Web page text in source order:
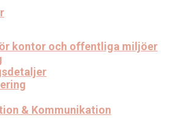
kontor och offentliga miljöer
& Kommunikation